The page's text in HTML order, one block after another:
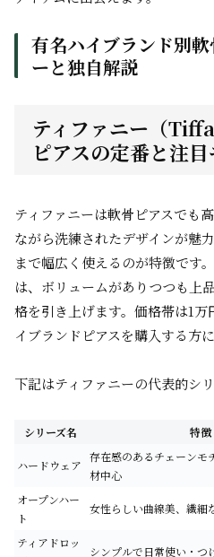
有名ハイブランド別
ーと独自解説
ティファニー（
ピアスの定番と注
ティファニーは軟骨ピアスでも
ながら洗練されたデザインが魅
まで幅広く使えるのが特徴です
は、ボリュームがありつつも上
格を引き上げます。価格帯は1
イブランドピアスを購入する方
下記はティファニーの代表的シリ
シリーズ名 特徴
ハードウェア
存在感のあるチェーンモ
材中心
オープンハー
ト
女性らしい曲線美、繊細
ティアドロッ
シンプルで日常使い・つ